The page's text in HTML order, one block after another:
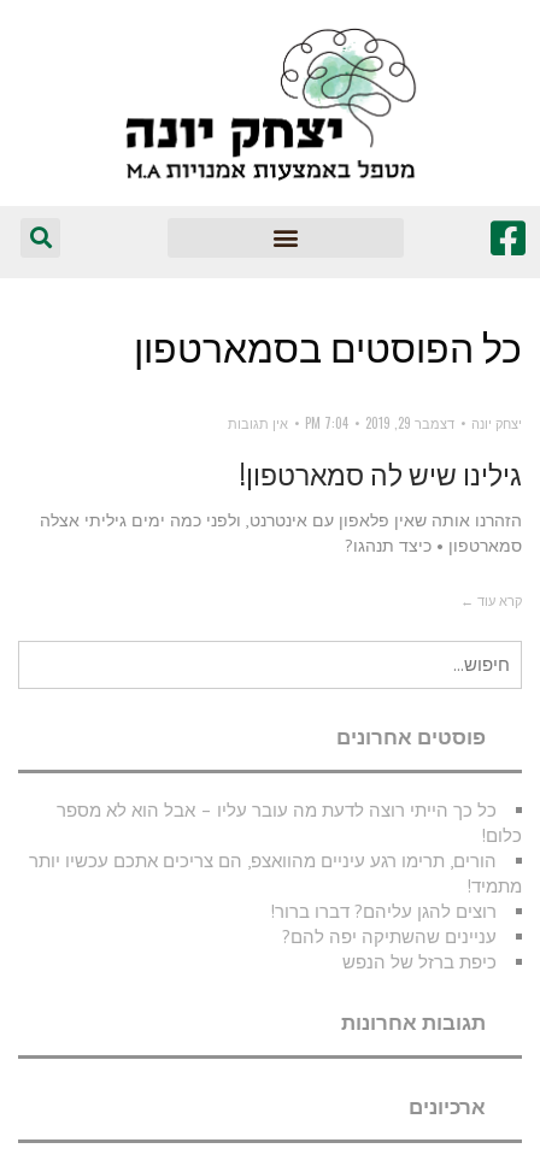
כל הפוסטים בסמארטפון
יצחק יונה דצמבר 29, 2019 7:04 PM אין תגובות
גילינו שיש לה סמארטפון!
הזהרנו אותה שאין פלאפון עם אינטרנט, ולפני כמה ימים גיליתי אצלה
סמארטפון • כיצד תנהגו?
קרא עוד ←
עבור:
פוסטים אחרונים
כל כך הייתי רוצה לדעת מה עובר עליו – אבל הוא לא מספר
כלום!
הורים, תרימו רגע עיניים מהוואצפ, הם צריכים אתכם עכשיו יותר
מתמיד!
רוצים להגן עליהם? דברו ברור!
עניינים שהשתיקה יפה להם?
כיפת ברזל של הנפש
תגובות אחרונות
ארכיונים